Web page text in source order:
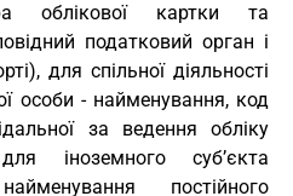
облікової картки та
податковий орган і
для спільної діяльності
особи - найменування, код
за ведення обліку
іноземного суб’єкта
постійного